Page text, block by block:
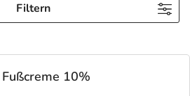
Filtern
10%